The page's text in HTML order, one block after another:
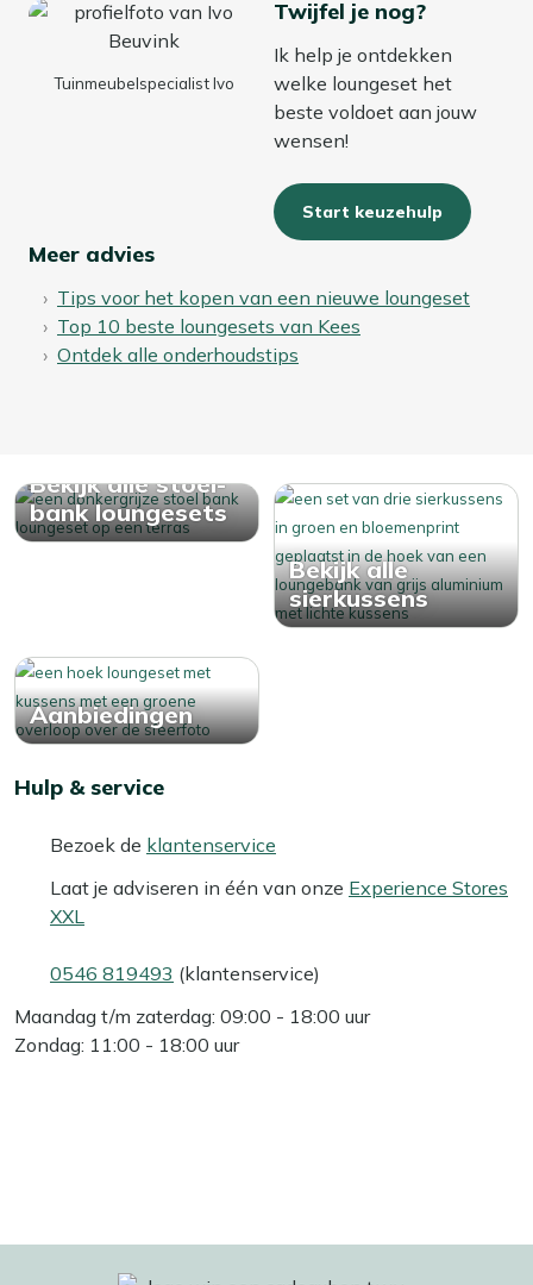
Tuinmeubelspecialist Ivo
Twijfel je nog?
Ik help je ontdekken
welke loungeset het
beste voldoet aan jouw
wensen!
Start keuzehulp
Meer advies
Tips voor het kopen van een nieuwe loungeset
Top 10 beste loungesets van Kees
Ontdek alle onderhoudstips
Bekijk alle stoel-
bank loungesets
Bekijk alle
sierkussens
Aanbiedingen
Hulp & service
Bezoek de klantenservice
Laat je adviseren in één van onze Experience Stores
XXL
0546 819493 (klantenservice)
Maandag t/m zaterdag: 09:00 - 18:00 uur
Zondag: 11:00 - 18:00 uur